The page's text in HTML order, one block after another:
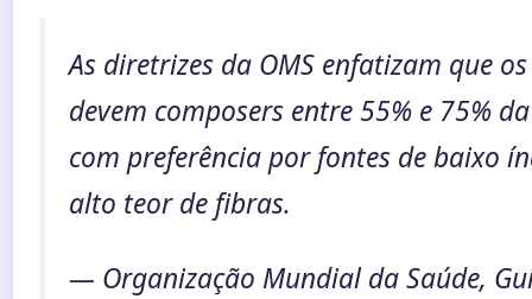
As diretrizes da OMS enfatizam que
devem composers entre 55% e 75%
com preferência por fontes de baixo
alto teor de fibras.
— Organização Mundial da Saúde,